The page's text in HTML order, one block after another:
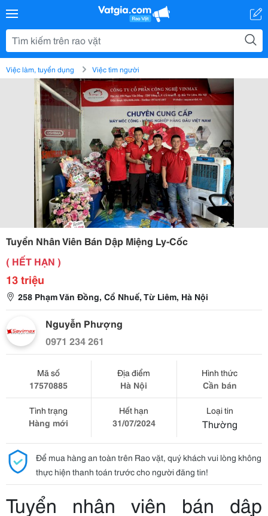
Việc làm, tuyển dụng Việc tìm người
Tuyển Nhân Viên Bán Dập Miệng Ly-Cốc
( HẾT HẠN )
13 triệu
258 Phạm Văn Đồng, Cổ Nhuế, Từ Liêm, Hà Nội
Nguyễn Phượng
0971 234 261
Mã số
17570885
Địa điểm
Hà Nội
Hình thức
Cần bán
Tình trạng
Hàng mới
Hết hạn
31/07/2024
Loại tin
Thường
Để mua hàng an toàn trên Rao vặt, quý khách vui lòng không
thực hiện thanh toán trước cho người đăng tin!
Tuyển nhân viên bán dập